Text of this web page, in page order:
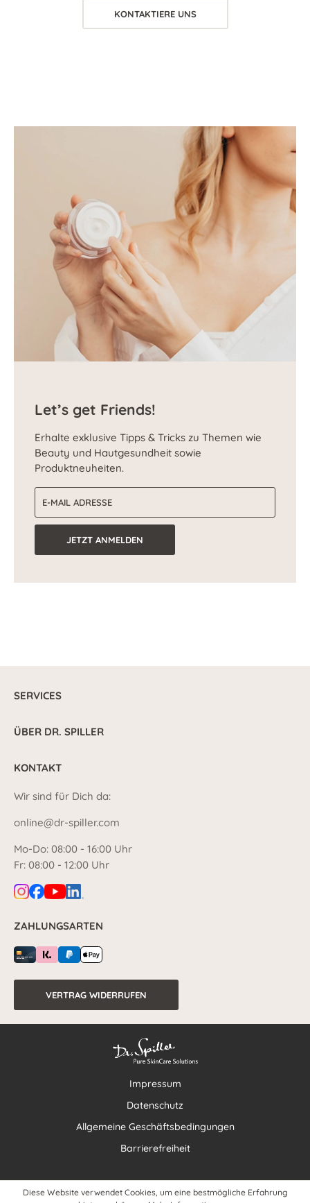
KONTAKTIERE UNS
Let’s get Friends!
Erhalte exklusive Tipps & Tricks zu Themen wie
Beauty und Hautgesundheit sowie
Produktneuheiten.
JETZT ANMELDEN
SERVICES
ÜBER DR. SPILLER
KONTAKT
Wir sind für Dich da:
online@dr-spiller.com
Mo-Do: 08:00 - 16:00 Uhr
Fr: 08:00 - 12:00 Uhr
ZAHLUNGSARTEN
VERTRAG WIDERRUFEN
Impressum
Datenschutz
Allgemeine Geschäftsbedingungen
Barrierefreiheit
Diese Website verwendet Cookies, um eine bestmögliche Erfahrung